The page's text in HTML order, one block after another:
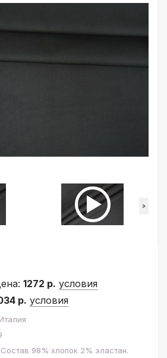
>
1272 р. условия
р. условия
Италия
Состав 98% хлопок 2% эластан.